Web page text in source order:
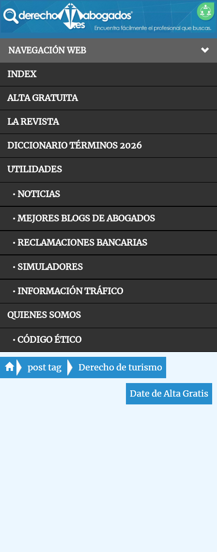
NAVEGACIÓN WEB
INDEX
ALTA GRATUITA
LA REVISTA
DICCIONARIO TÉRMINOS 2026
UTILIDADES
• NOTICIAS
• MEJORES BLOGS DE ABOGADOS
• RECLAMACIONES BANCARIAS
• SIMULADORES
• INFORMACIÓN TRÁFICO
QUIENES SOMOS
• CÓDIGO ÉTICO
post tag Derecho de turismo
Date de Alta Gratis